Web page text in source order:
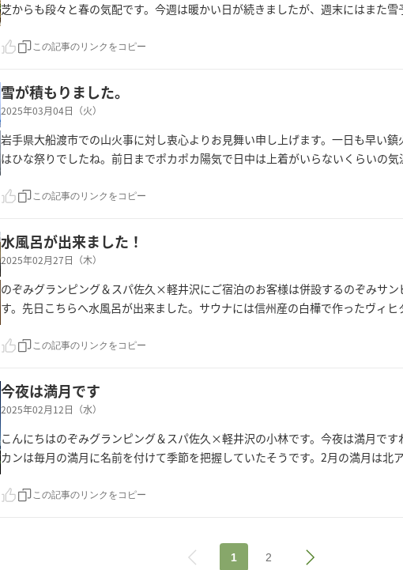
芝からも段々と春の気配です。今週は暖かい日が続きましたが、週末にはまた
この記事のリンクをコピー
雪が積もりました。
2025年03月04日（火）
岩手県大船渡市での山火事に対し衷心よりお見舞い申し上げます。一日も早い
はひな祭りでしたね。前日までポカポカ陽気で日中は上着がいらないくらいの
この記事のリンクをコピー
水風呂が出来ました！
2025年02月27日（木）
のぞみグランピング＆スパ佐久×軽井沢にご宿泊のお客様は併設するのぞみサ
す。先日こちらへ水風呂が出来ました。サウナには信州産の白樺で作ったヴィ
この記事のリンクをコピー
今夜は満月です
2025年02月12日（水）
こんにちはのぞみグランピング＆スパ佐久×軽井沢の小林です。今夜は満月です
カンは毎月の満月に名前を付けて季節を把握していたそうです。2月の満月は北
この記事のリンクをコピー
1 2